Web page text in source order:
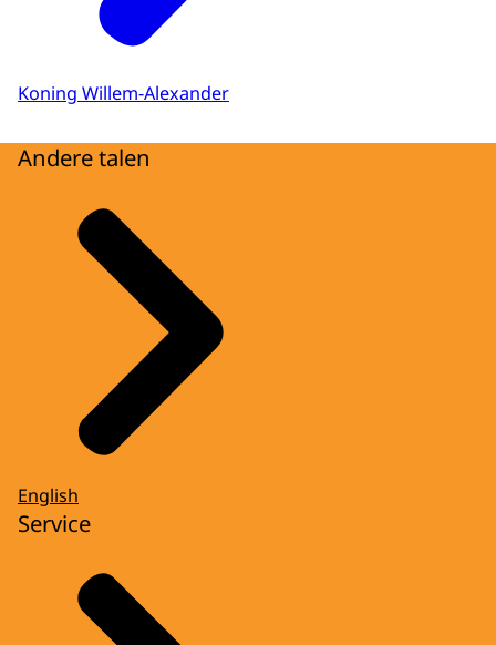
Koning Willem-Alexander
Andere talen
English
Service